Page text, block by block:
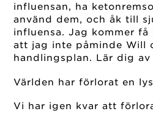
influensan, ha
använd dem, och åk till
influensa. Jag kommer
att jag inte påminde Will
handlingsplan. Lär dig
Världen har förlorat en
Vi har igen kvar att